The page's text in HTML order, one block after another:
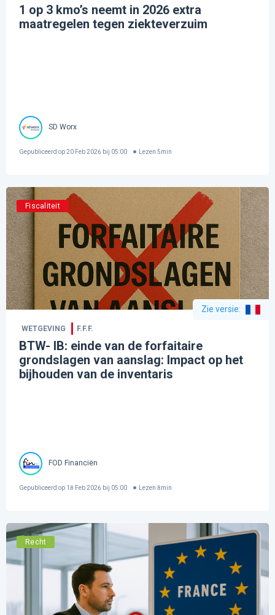
1 op 3 kmo’s neemt in 2026 extra
maatregelen tegen ziekteverzuim
SD Worx
Gepubliceerd op20 Feb 2026 bij 05:00 Lezen 5min
Fiscaliteit
Zie versie:
WETGEVING F.F.F.
BTW- IB: einde van de forfaitaire
grondslagen van aanslag: Impact op het
bijhouden van de inventaris
FOD Financiën
Gepubliceerd op 18 Feb 2026 bij 05:00 Lezen 8min
Recht